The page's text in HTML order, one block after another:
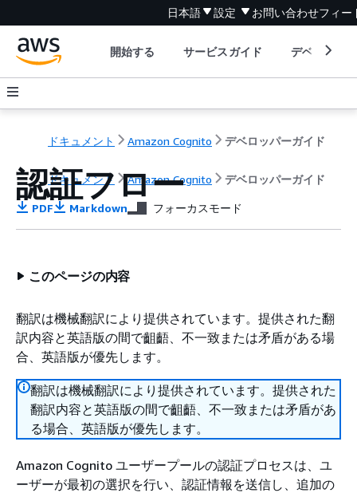
日本語 設定 お問い合わせフィー
開始する サービスガイド デベロッパ
ドキュメント Amazon Cognito デベロッパーガイド
ドキュメント Amazon Cognito デベロッパーガイド
認証フロー
PDF Markdown フォーカスモード
このページの内容
翻訳は機械翻訳により提供されています。提供された翻
訳内容と英語版の間で齟齬、不一致または矛盾がある場
合、英語版が優先します。
翻訳は機械翻訳により提供されています。提供された
翻訳内容と英語版の間で齟齬、不一致または矛盾があ
る場合、英語版が優先します。
Amazon Cognito ユーザープールの認証プロセスは、ユ
ーザーが最初の選択を行い、認証情報を送信し、追加の